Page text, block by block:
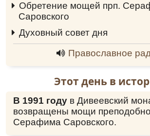
Обретение мощей прп.
Саровского
0:00
Духовный совет дня
0:00
Православное
Этот день в
В 1991 году в Дивеевский
возвращены мощи
Серафима Саровского.